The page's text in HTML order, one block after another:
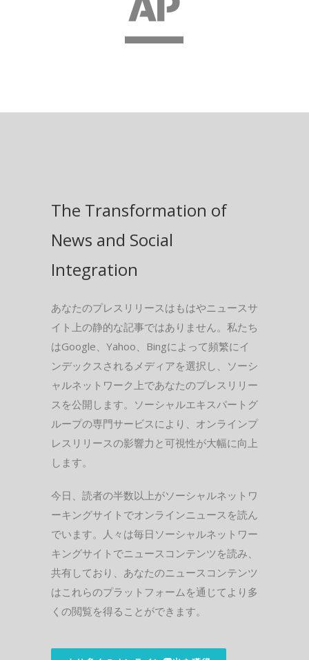
The Transformation of
News and Social
Integration
あなたのプレスリリースはもはやニュースサ
イト上の静的な記事ではありません。私たち
はGoogle、Yahoo、Bingによって頻繁にイ
ンデックスされるメディアを選択し、ソーシ
ャルネットワーク上であなたのプレスリリー
スを公開します。ソーシャルエキスパートグ
ループの専門サービスにより、オンラインプ
レスリリースの影響力と可視性が大幅に向上
します。
今日、読者の半数以上がソーシャルネットワ
ーキングサイトでオンラインニュースを読ん
でいます。人々は毎日ソーシャルネットワー
キングサイトでニュースコンテンツを読み、
共有しており、あなたのニュースコンテンツ
はこれらのプラットフォームを通じてより多
くの閲覧を得ることができます。